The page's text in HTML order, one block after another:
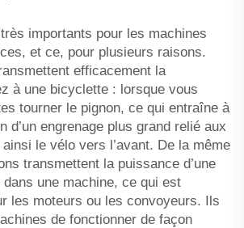
importants pour les machines
et ce, pour plusieurs raisons.
efficacement la
à une bicyclette : lorsque vous
tourner le pignon, ce qui entraîne à
d’un engrenage plus grand relié aux
le vélo vers l’avant. De la même
transmettent la puissance d’une
une machine, ce qui est
les moteurs ou les convoyeurs. Ils
de fonctionner de façon